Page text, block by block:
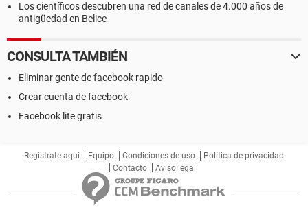
Los científicos descubren una red de canales de 4.000 años de
antigüedad en Belice
CONSULTA TAMBIÉN
Eliminar gente de facebook rapido
Crear cuenta de facebook
Facebook lite gratis
Regístrate aquí Equipo Condiciones de uso
Política de privacidad
Contacto
Aviso legal